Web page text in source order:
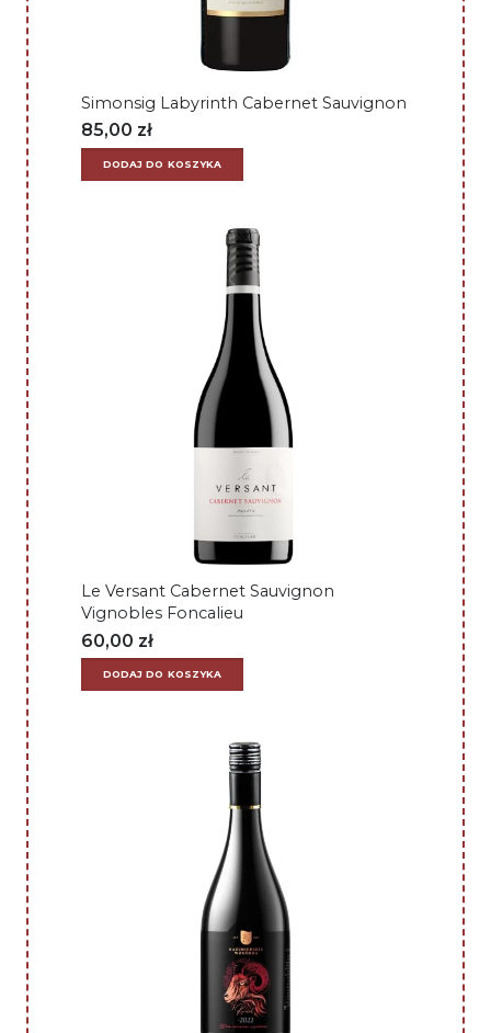
Simonsig Labyrinth Cabernet Sauvignon
85,00 zł
DODAJ DO KOSZYKA
Le Versant Cabernet Sauvignon
Vignobles Foncalieu
60,00 zł
DODAJ DO KOSZYKA